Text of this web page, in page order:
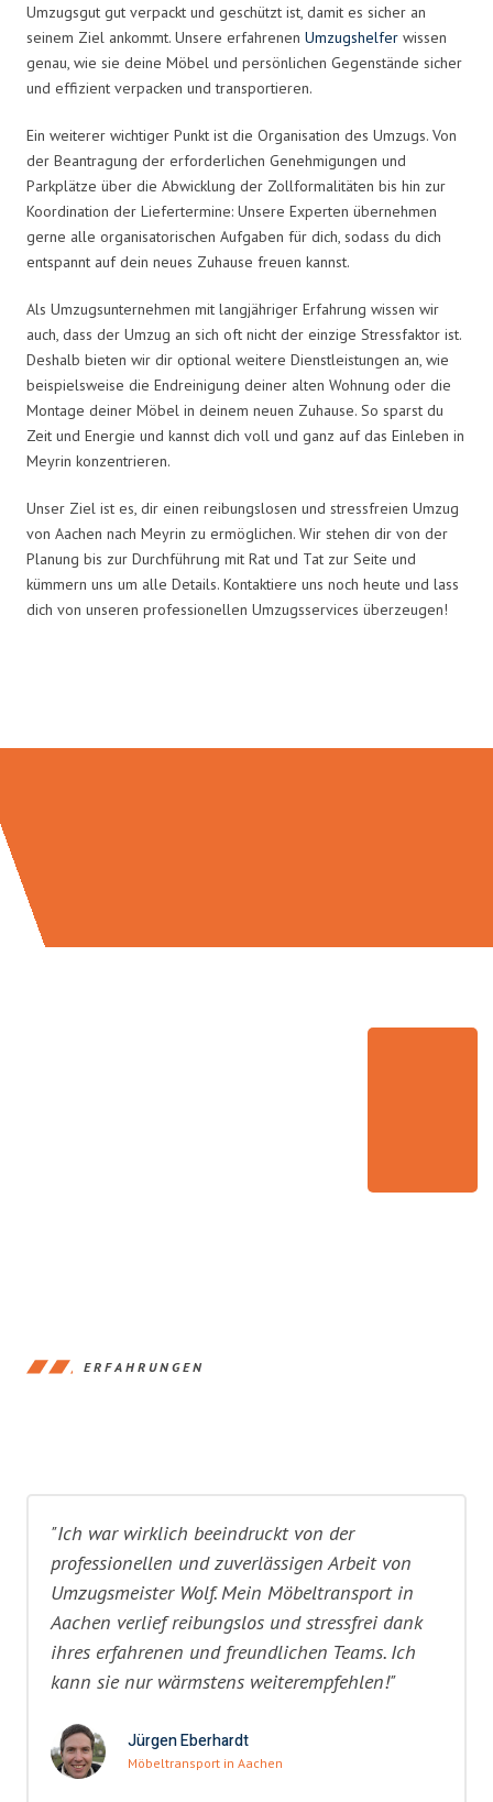
Umzugsgut gut verpackt und geschützt ist, damit es sicher an
seinem Ziel ankommt. Unsere erfahrenen Umzugshelfer wissen
genau, wie sie deine Möbel und persönlichen Gegenstände sicher
und effizient verpacken und transportieren.
Ein weiterer wichtiger Punkt ist die Organisation des Umzugs. Von
der Beantragung der erforderlichen Genehmigungen und
Parkplätze über die Abwicklung der Zollformalitäten bis hin zur
Koordination der Liefertermine: Unsere Experten übernehmen
gerne alle organisatorischen Aufgaben für dich, sodass du dich
entspannt auf dein neues Zuhause freuen kannst.
Als Umzugsunternehmen mit langjähriger Erfahrung wissen wir
auch, dass der Umzug an sich oft nicht der einzige Stressfaktor ist.
Deshalb bieten wir dir optional weitere Dienstleistungen an, wie
beispielsweise die Endreinigung deiner alten Wohnung oder die
Montage deiner Möbel in deinem neuen Zuhause. So sparst du
Zeit und Energie und kannst dich voll und ganz auf das Einleben in
Meyrin konzentrieren.
Unser Ziel ist es, dir einen reibungslosen und stressfreien Umzug
von Aachen nach Meyrin zu ermöglichen. Wir stehen dir von der
Planung bis zur Durchführung mit Rat und Tat zur Seite und
kümmern uns um alle Details. Kontaktiere uns noch heute und lass
dich von unseren professionellen Umzugsservices überzeugen!
ERFAHRUNGEN
"Ich war wirklich beeindruckt von der
professionellen und zuverlässigen Arbeit von
Umzugsmeister Wolf. Mein Möbeltransport in
Aachen verlief reibungslos und stressfrei dank
ihres erfahrenen und freundlichen Teams. Ich
kann sie nur wärmstens weiterempfehlen!"
Jürgen Eberhardt
Möbeltransport in Aachen